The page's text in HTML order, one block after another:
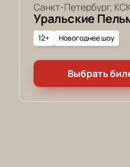
Санкт-Петербург,
Уральские
12+ Новогоднее шоу
Выбрать